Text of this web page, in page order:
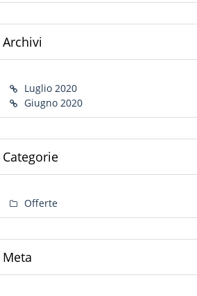
Archivi
Luglio 2020
Giugno 2020
Categorie
Offerte
Meta